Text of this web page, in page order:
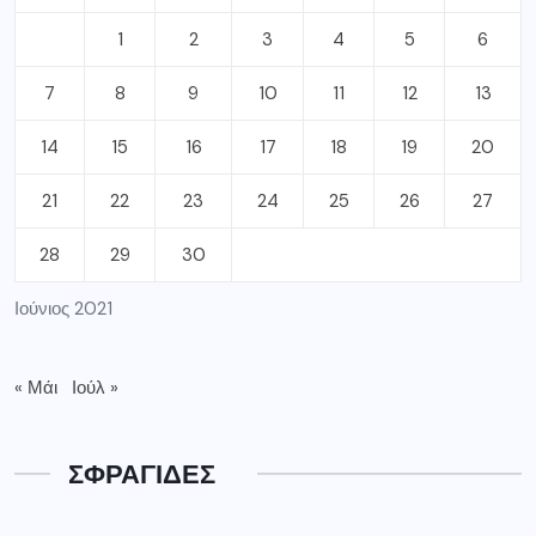
Ιούνιος 2021
1 2 3 4 5 6
7 8 9 10 11 12 13
14 15 16 17 18 19 20
21 22 23 24 25 26 27
28 29 30
« Μάι Ιούλ »
ΣΦΡΑΓΙΔΕΣ